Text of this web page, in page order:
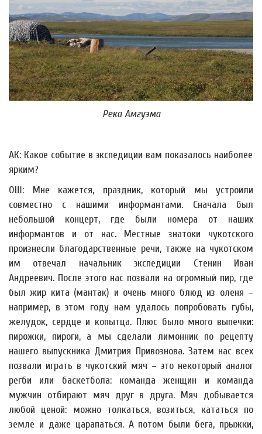
Река Амгуэма
АК: Какое событие в экспедиции вам показалось наиболее
ярким?
ОШ: Мне кажется, праздник, который мы устроили
совместно с нашими информантами. Сначала был
небольшой концерт, где были номера от наших
информантов и от нас. Местные знатоки чукотского
произнесли благодарственные речи, также на чукотском
им отвечал начальник экспедиции Стенин Иван
Андреевич. После этого нас позвали на огромный пир, где
был жир кита (мантак) и очень много блюд из оленя –
например, в этом году нам удалось попробовать губы,
желудок, сердце и копытца. Плюс было много выпечки:
пирожки, пироги, а мы сделали лимонник по рецепту
нашего выпускника Дмитрия Привознова. Затем нас всех
позвали играть в чукотский мяч – это некоторый аналог
регби или баскетбола: команда женщин и команда
мужчин отбирают мяч друг в друга. Мяч добывается
любой ценой: можно толкаться, возиться, кататься по
земле и даже царапаться. А потом были бега, прыжки,